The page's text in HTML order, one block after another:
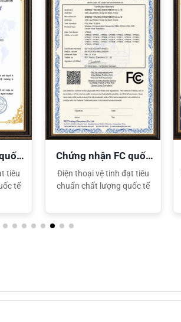
tiêu
tế
Chứng nhận FC quốc
tế
Điện thoại vệ tinh đạt tiêu
chuẩn chất lượng quốc tế